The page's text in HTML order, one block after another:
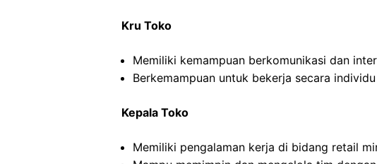
Kru Toko
Memiliki kemampuan berkomunikasi dan
Berkemampuan untuk bekerja secara
Kepala Toko
Memiliki pengalaman kerja di bidang retail